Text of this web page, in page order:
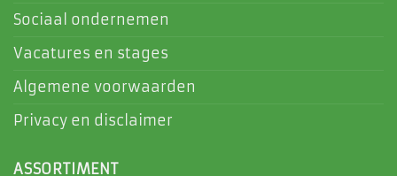
Sociaal ondernemen
Vacatures en stages
Algemene voorwaarden
Privacy en disclaimer
ASSORTIMENT